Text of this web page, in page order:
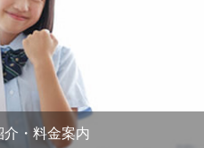
・料金案内